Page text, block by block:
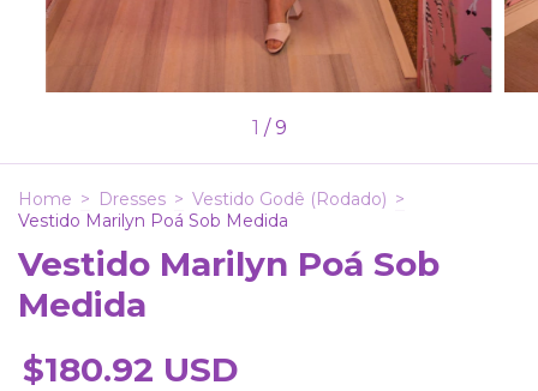
1 /9
Home > Dresses > Vestido Godê (Rodado) >
Vestido Marilyn Poá Sob Medida
Vestido Marilyn Poá Sob
Medida
$180.92 USD